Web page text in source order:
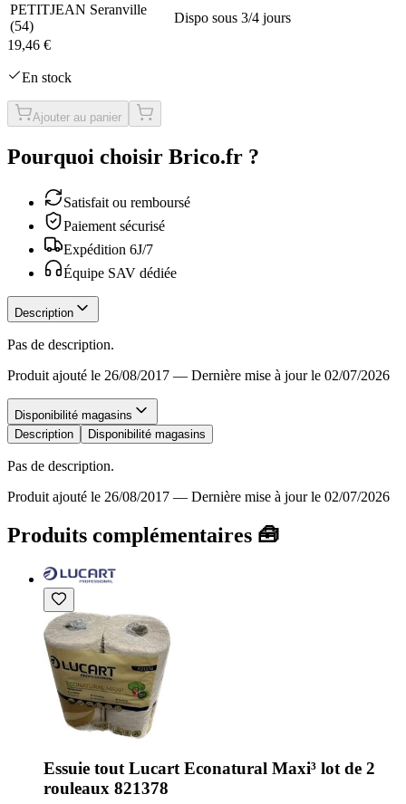
PETITJEAN Seranville
(54)
Dispo sous 3/4 jours
19,46 €
En stock
Ajouter au panier
Pourquoi choisir Brico.fr ?
Satisfait ou remboursé
Paiement sécurisé
Expédition 6J/7
Équipe SAV dédiée
Description
Pas de description.
Produit ajouté le 26/08/2017 — Dernière mise à jour le 02/07/2026
Disponibilité magasins
Description
Disponibilité magasins
Pas de description.
Produit ajouté le 26/08/2017 — Dernière mise à jour le 02/07/2026
Produits complémentaires 🧰
Essuie tout Lucart Econatural Maxi³ lot de 2
rouleaux 821378